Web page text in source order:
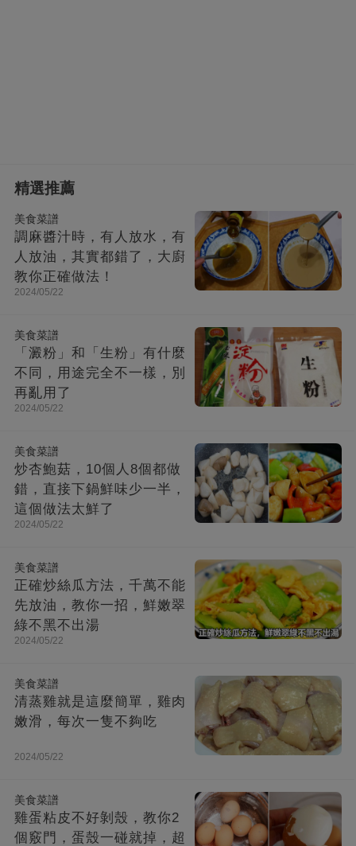
精選推薦
美食菜譜
調麻醬汁時，有人放水，有
人放油，其實都錯了，大廚
教你正確做法！
2024/05/22
美食菜譜
「澱粉」和「生粉」有什麼
不同，用途完全不一樣，別
再亂用了
2024/05/22
美食菜譜
炒杏鮑菇，10個人8個都做
錯，直接下鍋鮮味少一半，
這個做法太鮮了
2024/05/22
美食菜譜
正確炒絲瓜方法，千萬不能
先放油，教你一招，鮮嫩翠
綠不黑不出湯
2024/05/22
美食菜譜
清蒸雞就是這麼簡單，雞肉
嫩滑，每次一隻不夠吃
2024/05/22
美食菜譜
雞蛋粘皮不好剝殼，教你2
個竅門，蛋殼一碰就掉，超